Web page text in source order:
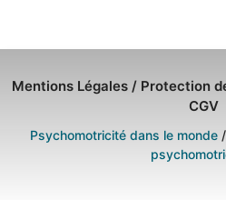
Mentions Légales / Protection
CGV
Psychomotricité dans le monde/